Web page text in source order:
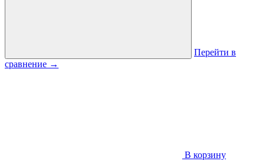
Перейти в
сравнение →
В корзину